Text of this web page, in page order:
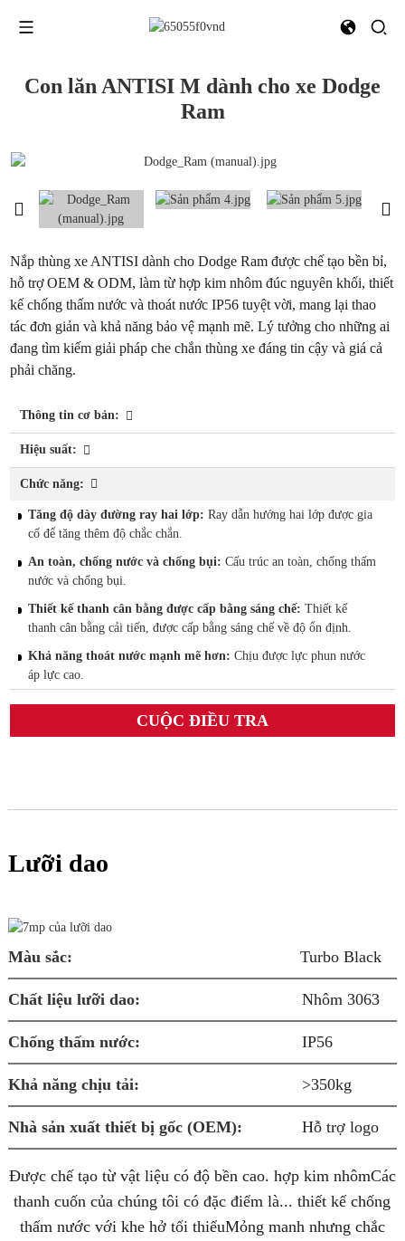
Con lăn ANTISI M dành cho xe Dodge
Ram
Nắp thùng xe ANTISI dành cho Dodge Ram được chế tạo bền bỉ,
hỗ trợ OEM & ODM, làm từ hợp kim nhôm đúc nguyên khối, thiết
kế chống thấm nước và thoát nước IP56 tuyệt vời, mang lại thao
tác đơn giản và khả năng bảo vệ mạnh mẽ. Lý tưởng cho những ai
đang tìm kiếm giải pháp che chắn thùng xe đáng tin cậy và giá cả
phải chăng.
Thông tin cơ bản:
Hiệu suất:
Chức năng:
Tăng độ dày đường ray hai lớp: Ray dẫn hướng hai lớp được gia
cố để tăng thêm độ chắc chắn.
An toàn, chống nước và chống bụi:Cấu trúc an toàn, chống thấm
nước và chống bụi.
Thiết kế thanh cân bằng được cấp bằng sáng chế: Thiết kế
thanh cân bằng cải tiến, được cấp bằng sáng chế về độ ổn định.
Khả năng thoát nước mạnh mẽ hơn:Chịu được lực phun nước
áp lực cao.
CUỘC ĐIỀU TRA
Lưỡi dao
Màu sắc: Turbo Black
Chất liệu lưỡi dao: Nhôm 3063
Chống thấm nước: IP56
Khả năng chịu tải: >350kg
Nhà sản xuất thiết bị gốc (OEM): Hỗ trợ logo
Được chế tạo từ vật liệu có độ bền cao. hợp kim nhômCác
thanh cuốn của chúng tôi có đặc điểm là...thiết kế chống
thấm nước với khe hở tối thiểuMỏng manh nhưng chắc